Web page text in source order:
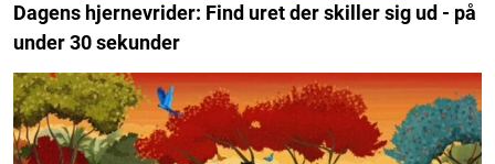
Dagens hjernevrider: Find uret der skiller sig ud - på
under 30 sekunder